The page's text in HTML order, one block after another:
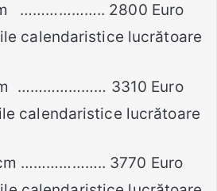
……………….. 2800 Euro
calendaristice lucrătoare
………………… 3310 Euro
calendaristice lucrătoare
……………….. 3770 Euro